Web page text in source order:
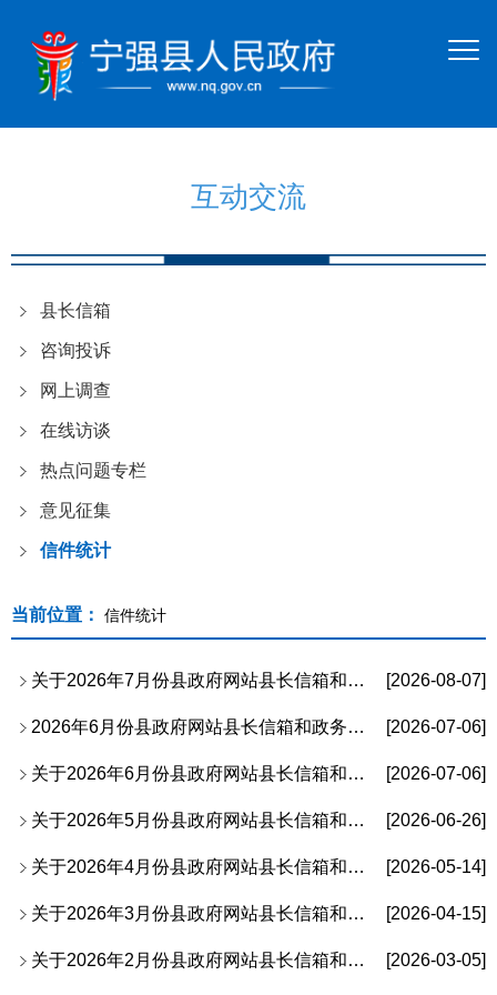
互动交流
县长信箱
咨询投诉
网上调查
在线访谈
热点问题专栏
意见征集
信件统计
当前位置： 信件统计
[2026-08-07]
关于2026年7月份县政府网站县长信箱和政务新媒体有关情况的通报
[2026-07-06]
2026年6月份县政府网站县长信箱和政务新媒体有关情况的通报
[2026-07-06]
关于2026年6月份县政府网站县长信箱和政务新媒体有关情况的通报
[2026-06-26]
关于2026年5月份县政府网站县长信箱和政务新媒体有关情况的通报
[2026-05-14]
关于2026年4月份县政府网站县长信箱和政务新媒体有关情况的通报
[2026-04-15]
关于2026年3月份县政府网站县长信箱和政务新媒体有关情况的通报
[2026-03-05]
关于2026年2月份县政府网站县长信箱和政务新媒体有关情况的通报